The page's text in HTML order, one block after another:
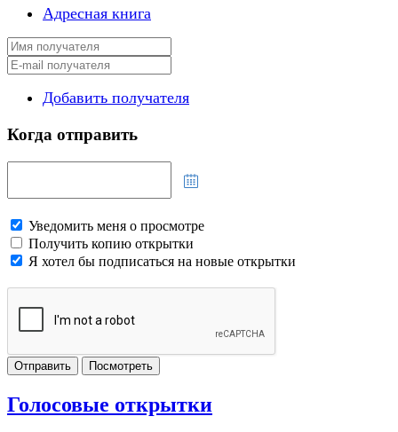
Адресная книга
Добавить получателя
Когда отправить
Уведомить меня о просмотре
Получить копию открытки
Я хотел бы подписаться на новые открытки
Отправить Посмотреть
Голосовые открытки